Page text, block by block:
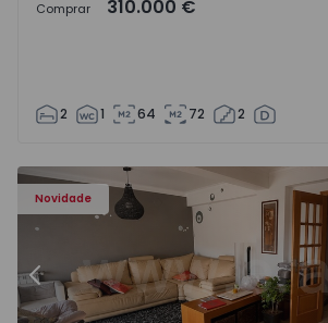
Comprar 310.000 €
2 1 64 72 2
Novidade
- 1573477 - 14
Apartamento T3 Barreiro, Sto. Ant.
Anterior